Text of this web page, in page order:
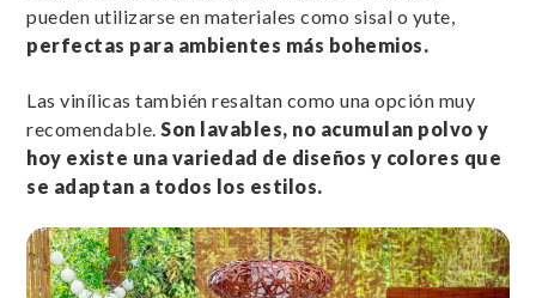
pueden utilizarse en materiales como sisal o yute,
perfectas para ambientes más bohemios.
Las vinílicas también resaltan como una opción muy
recomendable. Son lavables, no acumulan polvo y
hoy existe una variedad de diseños y colores que
se adaptan a todos los estilos.